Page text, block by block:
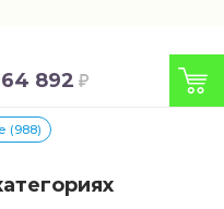
892
(988)